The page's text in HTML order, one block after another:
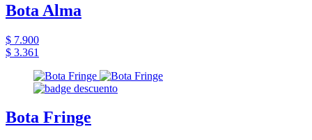
Bota Alma
$ 7.900
$ 3.361
Bota Fringe